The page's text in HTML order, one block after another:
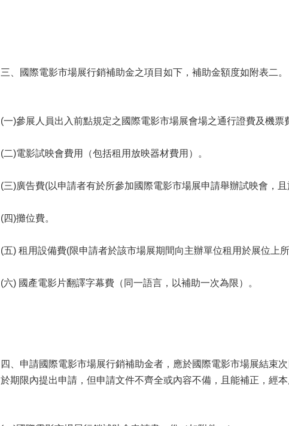
三、國際電影市場展行銷補助金之項目如下，補助金額度如附表二。
(一)參展人員出入前點規定之國際電影市場展會場之通行證費及機票
(二)電影試映會費用（包括租用放映器材費用）。
(三)廣告費(以申請者有於所參加國際電影市場展申請舉辦試映會，
(四)攤位費。
(五) 租用設備費(限申請者於該市場展期間向主辦單位租用於展位上
(六) 國產電影片翻譯字幕費（同一語言，以補助一次為限）。
四、申請國際電影市場展行銷補助金者，應於國際電影市場展結束
於期限內提出申請，但申請文件不齊全或內容不備，且能補正，經